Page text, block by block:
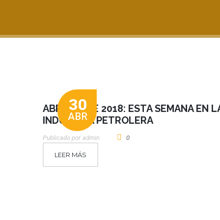
30
ABR
ABRIL 30 DE 2018: ESTA SEMANA EN
INDUSTRIA PETROLERA
Publicado por Admin 0
LEER MÁS